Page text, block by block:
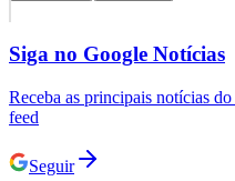
Siga no Google Notícias
Receba as principais notícias do
feed
Seguir